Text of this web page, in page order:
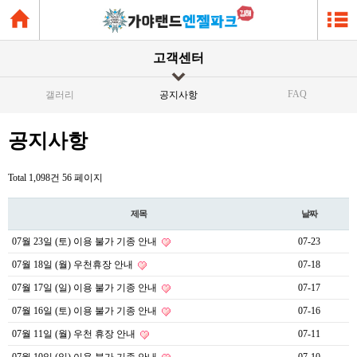
고객센터
갤러리 공지사항 FAQ
공지사항
Total 1,098건 56 페이지
제목 날짜
07월 23일 (토) 이용 불가 기종 안내 07-23
07월 18일 (월) 우천휴장 안내 07-18
07월 17일 (일) 이용 불가 기종 안내 07-17
07월 16일 (토) 이용 불가 기종 안내 07-16
07월 11일 (월) 우천 휴장 안내 07-11